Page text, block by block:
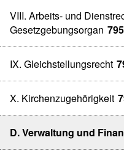
VIII. Arbeits- und
Gesetzgebungsorgan
IX. Gleichstellungsrecht
X. Kirchenzugehörigkeit
D. Verwaltung und